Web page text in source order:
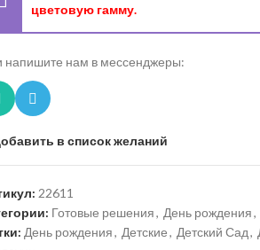
цветовую гамму.
напишите нам в мессенджеры:
в список желаний
22611
Готовые решения, День рождения,
День рождения, Детские, Детский Сад,